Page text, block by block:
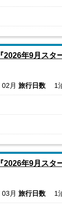
2026年9月ス
月 旅行日数 1
2026年9月ス
月 旅行日数 1